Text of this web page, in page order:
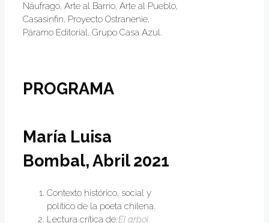
Náufrago, Arte al Barrio, Arte al Pueblo,
Casasinfin, Proyecto Ostranenie,
Páramo Editorial, Grupo Casa Azul.
PROGRAMA
María Luisa
Bombal, Abril 2021
Contexto histórico, social y
político de la poeta chilena.
Lectura crítica de El árbol